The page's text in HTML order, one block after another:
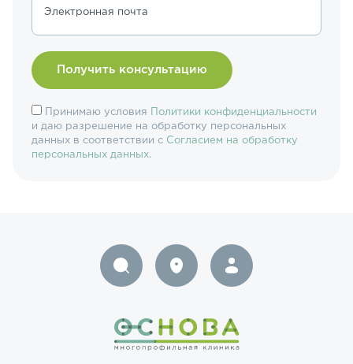
Электронная почта
Принимаю условия
Политики конфиденциальности
и даю разрешение на обработку персональных
данных в соответствии с Согласием на обработку
персональных данных.